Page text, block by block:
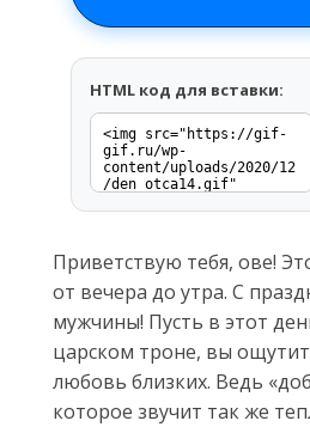
HTML код для вставки:
Приветствую тебя, ове!
от вечера до утра. С
мужчины! Пусть в этот
царском троне, вы
любовь близких. Ведь
которое звучит так же